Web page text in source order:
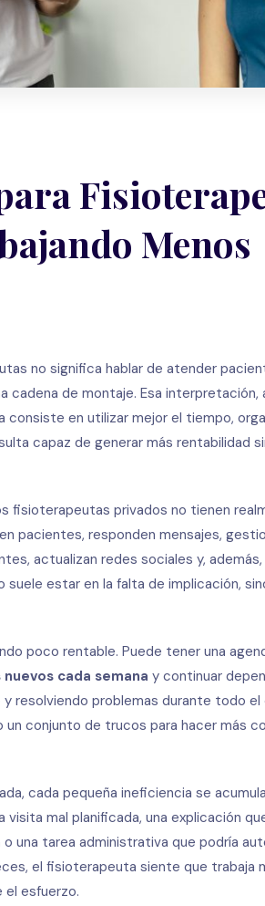
Menos
no significa hablar de atender
cadena de montaje. Esa
consiste en utilizar mejor el tiempo,
capaz de generar más rentabilidad
fisioterapeutas privados no tienen
pacientes, responden mensajes,
actualizan redes sociales y,
suele estar en la falta de implicación,
poco rentable. Puede tener una
cada semana y continuar
resolviendo problemas durante todo el
conjunto de trucos para hacer más
cada pequeña ineficiencia se
mal planificada, una explicación
una tarea administrativa que podría
el fisioterapeuta siente que trabaja
el esfuerzo.